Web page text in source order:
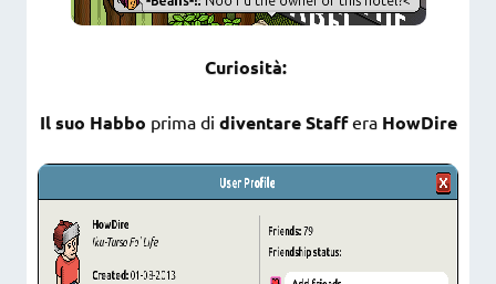
Curiosità:
Il suo Habbo prima di diventare Staffera HowDire